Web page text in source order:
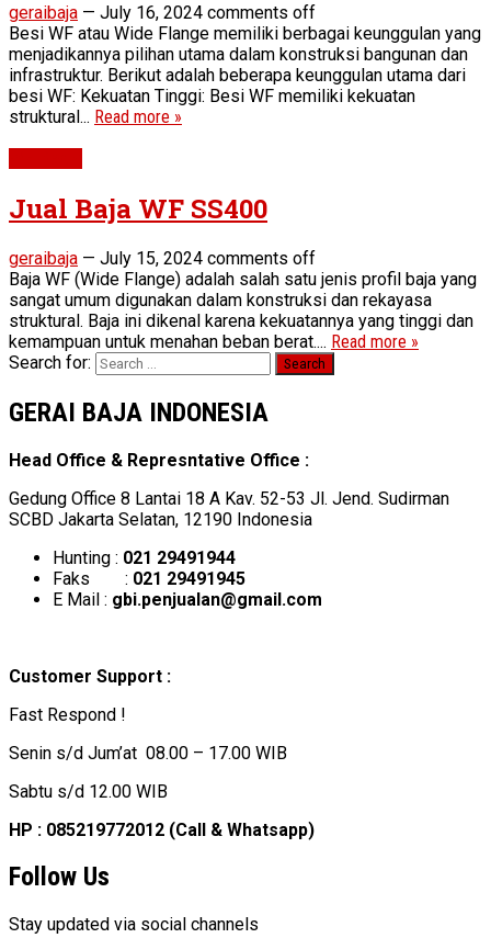
geraibaja — July 16, 2024 comments off
Besi WF atau Wide Flange memiliki berbagai keunggulan yang
menjadikannya pilihan utama dalam konstruksi bangunan dan
infrastruktur. Berikut adalah beberapa keunggulan utama dari
besi WF: Kekuatan Tinggi: Besi WF memiliki kekuatan
struktural... Read more »
Jual Baja WF SS400
geraibaja — July 15, 2024 comments off
Baja WF (Wide Flange) adalah salah satu jenis profil baja yang
sangat umum digunakan dalam konstruksi dan rekayasa
struktural. Baja ini dikenal karena kekuatannya yang tinggi dan
kemampuan untuk menahan beban berat.... Read more »
Search for:
GERAI BAJA INDONESIA
Head Office & Represntative Office :
Gedung Office 8 Lantai 18 A Kav. 52-53 Jl. Jend. Sudirman
SCBD Jakarta Selatan, 12190 Indonesia
Hunting : 021 29491944
Faks : 021 29491945
E Mail : gbi.penjualan@gmail.com
Customer Support :
Fast Respond !
Senin s/d Jum’at 08.00 – 17.00 WIB
Sabtu s/d 12.00 WIB
HP : 085219772012 (Call & Whatsapp)
Follow Us
Stay updated via social channels